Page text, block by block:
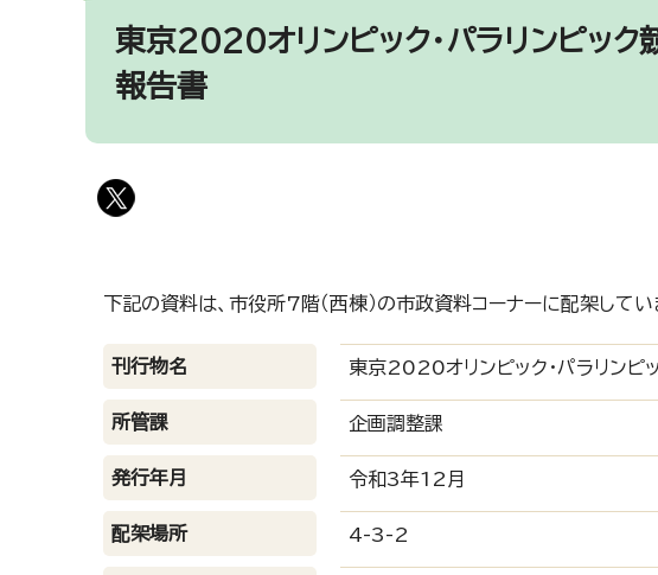
東京2020オリンピック・パラリンピッ
報告書
下記の資料は、市役所7階（西棟）の市政資料コーナーに配架してい
刊行物名 東京2020オリンピック・パラリン
所管課 企画調整課
発行年月 令和3年12月
配架場所 4-3-2